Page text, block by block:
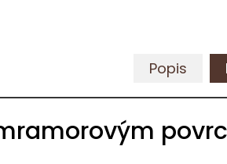
Popis